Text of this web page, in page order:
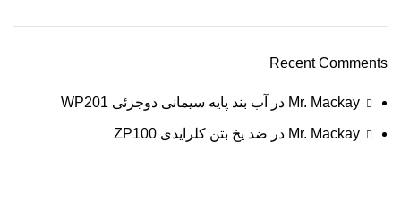
Recent Comments
Mr. Mackay در آب بند پایه سیمانی دوجزئی WP201
Mr. Mackay در ضد یخ بتن کلرایدی ZP100